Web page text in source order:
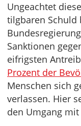
Ungeachtet
tilgbaren
Sanktionen
eifrigsten
Prozent der
Menschen sich
verlassen. Hier
den Umgang